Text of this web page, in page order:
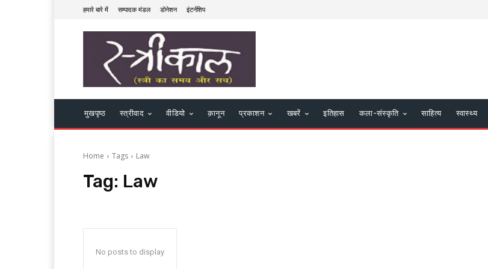
हमारे बारे में सम्पादक मंडल डोनेशन इंटर्नशिप
मुखपृष्ठ स्त्रीवाद वीडियो क़ानून प्रकाशन खबरें इतिहास कला-संस्कृति साहित्य स्वास्थ्य
Home Tags Law
Tag: Law
No posts to display